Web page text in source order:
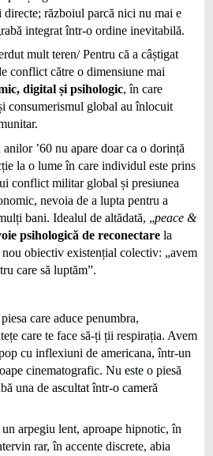
războiul parcă nici nu mai e
integrat într-o ordine inevitabilă.
mult teren/ Pentru că a câștigat
conflict către o dimensiune mai
digital și psihologic, în care
consumerismul global au înlocuit
’60 nu apare doar ca o dorință
la o lume în care individul este prins
conflict militar global și presiunea
nevoia de a lupta pentru a
bani. Idealul de altădată, „peace &
psihologică de reconectarela
obiectiv existențial colectiv: „avem
care să luptăm”.
care aduce penumbra,
care te face să-ți ții respirația. Avem
cu inflexiuni de americana, într‑un
cinematografic. Nu este o piesă
una de ascultat într-o cameră
arpegiu lent, aproape hipnotic, în
rar, în accente discrete, abia